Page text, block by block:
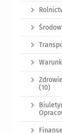
(10)
Finanse